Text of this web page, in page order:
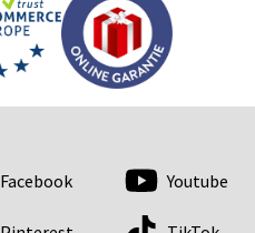
Facebook Youtube